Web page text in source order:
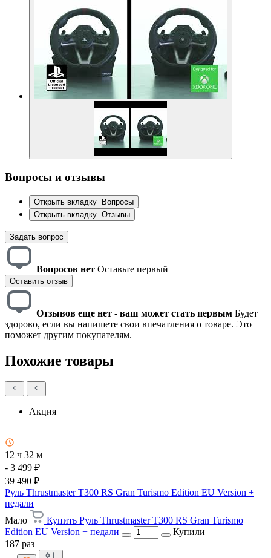
Вопросы и отзывы
Открыть вкладку
Вопросы
Открыть вкладку Отзывы
Задать вопрос
Вопросов нет Оставьте первый
Оставить отзыв
Отзывов еще нет - ваш может стать первым Будет
здорово, если вы напишете свои впечатления о товаре. Это
поможет другим покупателям.
Похожие товары
Акция
12 ч 32 м
- 3 499 ₽
39 490 ₽
Руль Thrustmaster T300 RS Gran Turismo Edition EU Version +
педали
Мало
Купить Руль Thrustmaster T300 RS Gran Turismo
Edition EU Version + педали
Купили
187 раз